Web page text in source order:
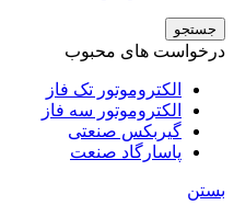
جستجو
درخواست های محبوب
الکتروموتور تک فاز
الکتروموتور سه فاز
گیربکس صنعتی
پاسارگاد صنعت
بستن